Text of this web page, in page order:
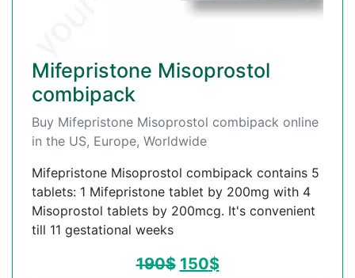
Mifepristone Misoprostol
combipack
Buy Mifepristone Misoprostol combipack online
in the US, Europe, Worldwide
Mifepristone Misoprostol combipack contains 5
tablets: 1 Mifepristone tablet by 200mg with 4
Misoprostol tablets by 200mcg. It's convenient
till 11 gestational weeks
190$ 150$